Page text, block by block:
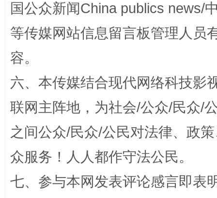
国家大学科技园优化重塑工作
扯下公款旅游的“隐身衣” 如何以
国公众新闻China publics news/
等传媒网站信息留言板管理人员
容。
六、本传媒结合现代网络科技影
联网主阵地，为社会/公众/民众/
之间公众/民众/公民对法律、政
众服务！人人都作守法公民。
七、参与本网发表评论感言即表